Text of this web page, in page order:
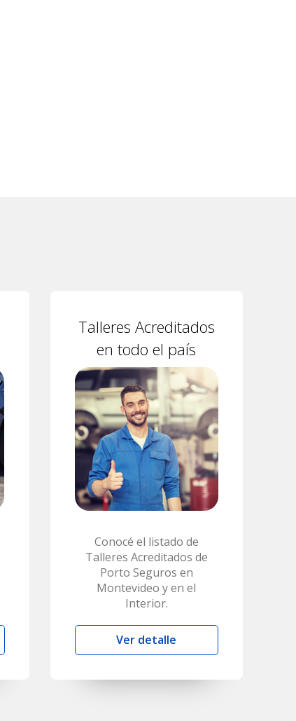
Talleres Acreditados
en todo el país
Conocé el listado de
Talleres Acreditados de
Porto Seguros en
Montevideo y en el
Interior.
Ver detalle